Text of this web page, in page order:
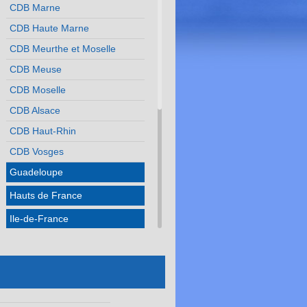
CDB Marne
CDB Haute Marne
CDB Meurthe et Moselle
CDB Meuse
CDB Moselle
CDB Alsace
CDB Haut-Rhin
CDB Vosges
Guadeloupe
Hauts de France
Ile-de-France
Normandie